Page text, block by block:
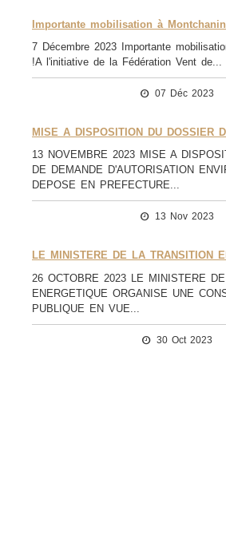
Importante mobilisation à
7 Décembre 2023 Importante
!A l'initiative de la Fédération Vent de...
07 Déc 2023
MISE A DISPOSITION DU DOSSIER
13 NOVEMBRE 2023 MISE A
DE DEMANDE D'AUTORISATION
DEPOSE EN PREFECTURE...
13 Nov 2023
LE MINISTERE DE LA TRANSITION
26 OCTOBRE 2023 LE MINISTERE
ENERGETIQUE ORGANISE UNE
PUBLIQUE EN VUE...
30 Oct 2023